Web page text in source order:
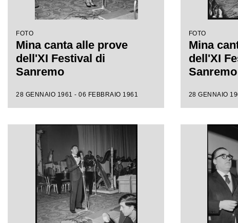
FOTO
Mina canta alle prove
dell'XI Festival di
Sanremo
28 GENNAIO 1961 - 06 FEBBRAIO 1961
FOTO
Mina
dell'XI
Sanremo
28 GENNAIO